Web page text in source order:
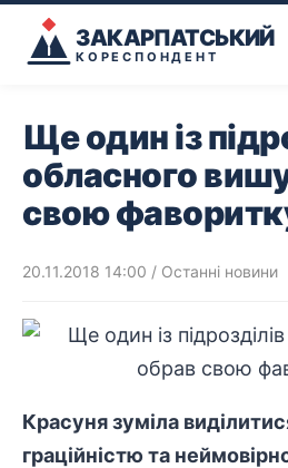
ЗАКАРПАТСЬКИЙ
КОРЕСПОНДЕНТ
Ще один із
обласного
свою
20.11.2018 14:00 / Останні новини
Красуня зуміла
граційністю та